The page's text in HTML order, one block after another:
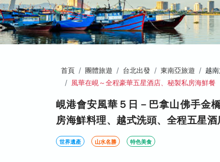
首頁 團體旅遊 台北出發 東南亞旅遊
越
風華在峴～全程豪華五星酒店、秘製私房海鮮餐
峴港會安風華５日－巴拿山佛手金
房海鮮料理、越式洗頭、全程五星
世界遺產 山水名勝 特色美食